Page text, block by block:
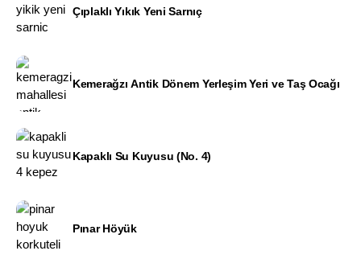
Çıplaklı Yıkık Yeni Sarnıç
Kemerağzı Antik Dönem Yerleşim Yeri ve Taş Ocağı
Kapaklı Su Kuyusu (No. 4)
Pınar Höyük